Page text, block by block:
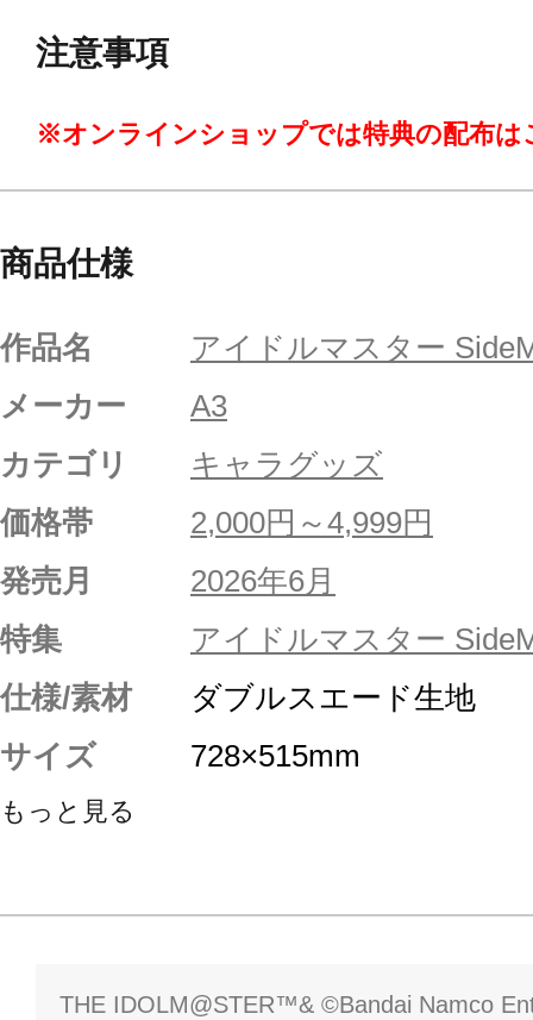
注意事項
※オンラインショップでは特典の配布は
商品仕様
作品名
アイドルマスター
メーカー
A3
カテゴリ
キャラグッズ
価格帯
2,000円～4,999円
発売月
2026年6月
特集
アイドルマスター
仕様/素材
ダブルスエード生地
サイズ
728×515mm
もっと見る
THE IDOLM@STER™& ©Bandai Namco